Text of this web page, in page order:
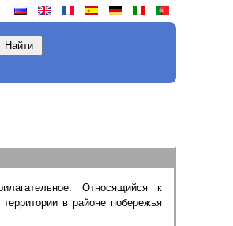
Относящийся к
в районе побережья